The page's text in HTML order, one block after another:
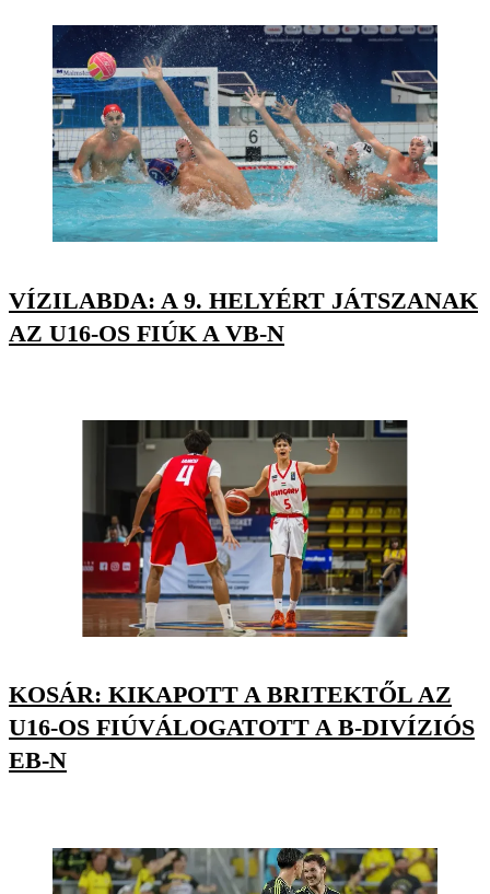
VÍZILABDA: A 9. HELYÉRT JÁTSZANAK
AZ U16-OS FIÚK A VB-N
KOSÁR: KIKAPOTT A BRITEKTŐL AZ
U16-OS FIÚVÁLOGATOTT A B-DIVÍZIÓS
EB-N